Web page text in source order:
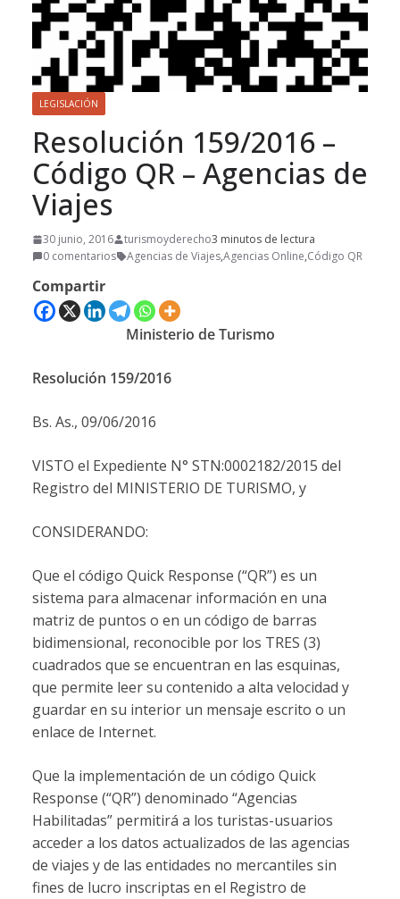
LEGISLACIÓN
Resolución 159/2016 –
Código QR – Agencias de
Viajes
30 junio, 2016 turismoyderecho3 minutos de lectura
0 comentarios
Agencias de Viajes,Agencias Online,Código QR
Compartir
Ministerio de Turismo
Resolución 159/2016
Bs. As., 09/06/2016
VISTO el Expediente N° STN:0002182/2015 del
Registro del MINISTERIO DE TURISMO, y
CONSIDERANDO:
Que el código Quick Response (“QR”) es un
sistema para almacenar información en una
matriz de puntos o en un código de barras
bidimensional, reconocible por los TRES (3)
cuadrados que se encuentran en las esquinas,
que permite leer su contenido a alta velocidad y
guardar en su interior un mensaje escrito o un
enlace de Internet.
Que la implementación de un código Quick
Response (“QR”) denominado “Agencias
Habilitadas” permitirá a los turistas-usuarios
acceder a los datos actualizados de las agencias
de viajes y de las entidades no mercantiles sin
fines de lucro inscriptas en el Registro de